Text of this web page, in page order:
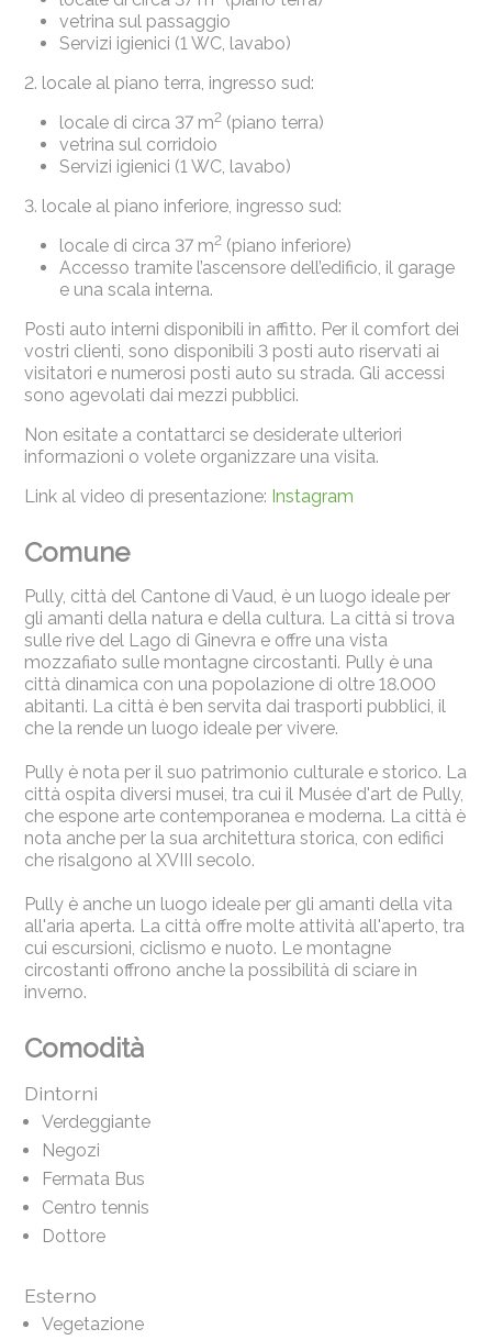
vetrina sul passaggio
Servizi igienici (1 WC, lavabo)
2. locale al piano terra, ingresso sud:
locale di circa 37 m2 (piano terra)
vetrina sul corridoio
Servizi igienici (1 WC, lavabo)
3. locale al piano inferiore, ingresso sud:
locale di circa 37 m2 (piano inferiore)
Accesso tramite l’ascensore dell’edificio, il garage
e una scala interna.
Posti auto interni disponibili in affitto. Per il comfort dei
vostri clienti, sono disponibili 3 posti auto riservati ai
visitatori e numerosi posti auto su strada. Gli accessi
sono agevolati dai mezzi pubblici.
Non esitate a contattarci se desiderate ulteriori
informazioni o volete organizzare una visita.
Link al video di presentazione: Instagram
Comune
Pully, città del Cantone di Vaud, è un luogo ideale per
gli amanti della natura e della cultura. La città si trova
sulle rive del Lago di Ginevra e offre una vista
mozzafiato sulle montagne circostanti. Pully è una
città dinamica con una popolazione di oltre 18.000
abitanti. La città è ben servita dai trasporti pubblici, il
che la rende un luogo ideale per vivere.
Pully è nota per il suo patrimonio culturale e storico. La
città ospita diversi musei, tra cui il Musée d'art de Pully,
che espone arte contemporanea e moderna. La città è
nota anche per la sua architettura storica, con edifici
che risalgono al XVIII secolo.
Pully è anche un luogo ideale per gli amanti della vita
all'aria aperta. La città offre molte attività all'aperto, tra
cui escursioni, ciclismo e nuoto. Le montagne
circostanti offrono anche la possibilità di sciare in
inverno.
Comodità
Dintorni
Verdeggiante
Negozi
Fermata Bus
Centro tennis
Dottore
Esterno
Vegetazione